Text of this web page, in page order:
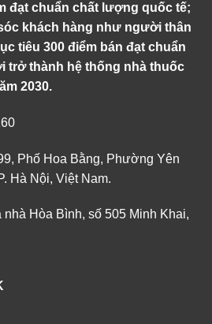
đạt chuẩn chất lượng quốc tế;
khách hàng như người thân
tiêu 300 điểm bán đạt chuẩn
trở thành hệ thống nhà thuốc
2030.
Phố Hoa Bằng, Phường Yên
Hà Nội, Việt Nam.
Hòa Bình, số 505 Minh Khai,